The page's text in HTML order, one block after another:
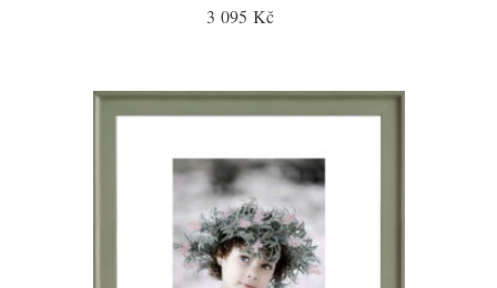
3 095 Kč